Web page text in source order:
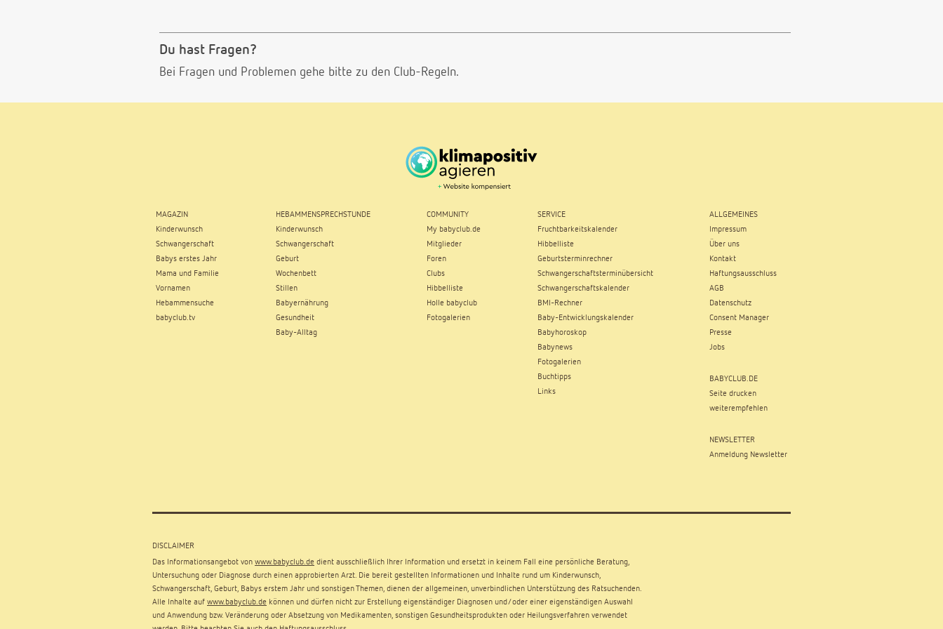
Du hast Fragen?
Bei Fragen und Problemen gehe bitte zu den Club-Regeln.
MAGAZIN
Kinderwunsch
Schwangerschaft
Babys erstes Jahr
Mama und Familie
Vornamen
Hebammensuche
babyclub.tv
HEBAMMENSPRECHSTUNDE
Kinderwunsch
Schwangerschaft
Geburt
Wochenbett
Stillen
Babyernährung
Gesundheit
Baby-Alltag
COMMUNITY
My babyclub.de
Mitglieder
Foren
Clubs
Hibbelliste
Holle babyclub
Fotogalerien
SERVICE
Fruchtbarkeitskalender
Hibbelliste
Geburtsterminrechner
Schwangerschaftsterminübersicht
Schwangerschaftskalender
BMI-Rechner
Baby-Entwicklungskalender
Babyhoroskop
Babynews
Fotogalerien
Buchtipps
Links
ALLGEMEINES
Impressum
Über uns
Kontakt
Haftungsausschluss
AGB
Datenschutz
Consent Manager
Presse
Jobs
BABYCLUB.DE
Seite drucken
weiterempfehlen
NEWSLETTER
Anmeldung Newsletter
DISCLAIMER
Das Informationsangebot von www.babyclub.de dient ausschließlich Ihrer Information und ersetzt in keinem Fall eine persönliche Beratung,
Untersuchung oder Diagnose durch einen approbierten Arzt. Die bereit gestellten Informationen und Inhalte rund um Kinderwunsch,
Schwangerschaft, Geburt, Babys erstem Jahr und sonstigen Themen, dienen der allgemeinen, unverbindlichen Unterstützung des Ratsuchenden.
Alle Inhalte auf www.babyclub.de können und dürfen nicht zur Erstellung eigenständiger Diagnosen und/oder einer eigenständigen Auswahl
und Anwendung bzw. Veränderung oder Absetzung von Medikamenten, sonstigen Gesundheitsprodukten oder Heilungsverfahren verwendet